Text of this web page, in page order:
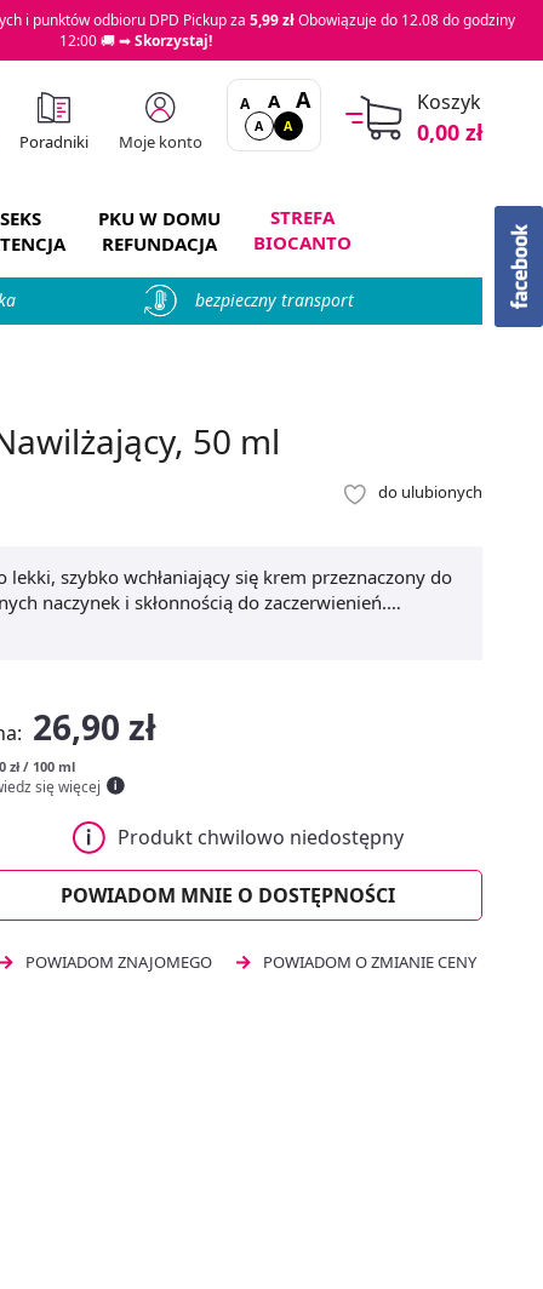
i punktów odbioru DPD Pickup za 5,99 złObowiązuje do 12.08 do godziny
12:00 🚚 ➡Skorzystaj!
Poradniki Moje konto
A A A
A A
Koszyk
0,00 zł
SEKS
PKU W DOMU
REFUNDACJA
STREFA
BIOCANTO
bezpieczny transport
50 ml
do ulubionych
lekki, szybko wchłaniający się krem przeznaczony do
naczynek i skłonnością do zaczerwienień.
oraz łagodzące podrażnienia, co pomaga
naturalnej bariery ochronnej skóry.
26,90 zł
zł / 100 ml
się więcej
Produkt chwilowo niedostępny
POWIADOM MNIE O DOSTĘPNOŚCI
POWIADOM ZNAJOMEGO POWIADOM O ZMIANIE CENY